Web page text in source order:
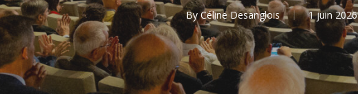
By Céline Desanglois 1 juin 2026